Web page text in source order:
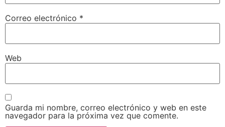
Correo electrónico *
Web
Guarda mi nombre, correo electrónico y web en este
navegador para la próxima vez que comente.